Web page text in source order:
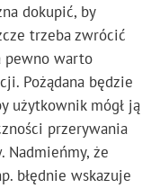
dokupić, by
trzeba zwrócić
pewno warto
Pożądana będzie
użytkownik mógł ją
przerywania
Nadmieńmy, że
błędnie wskazuje